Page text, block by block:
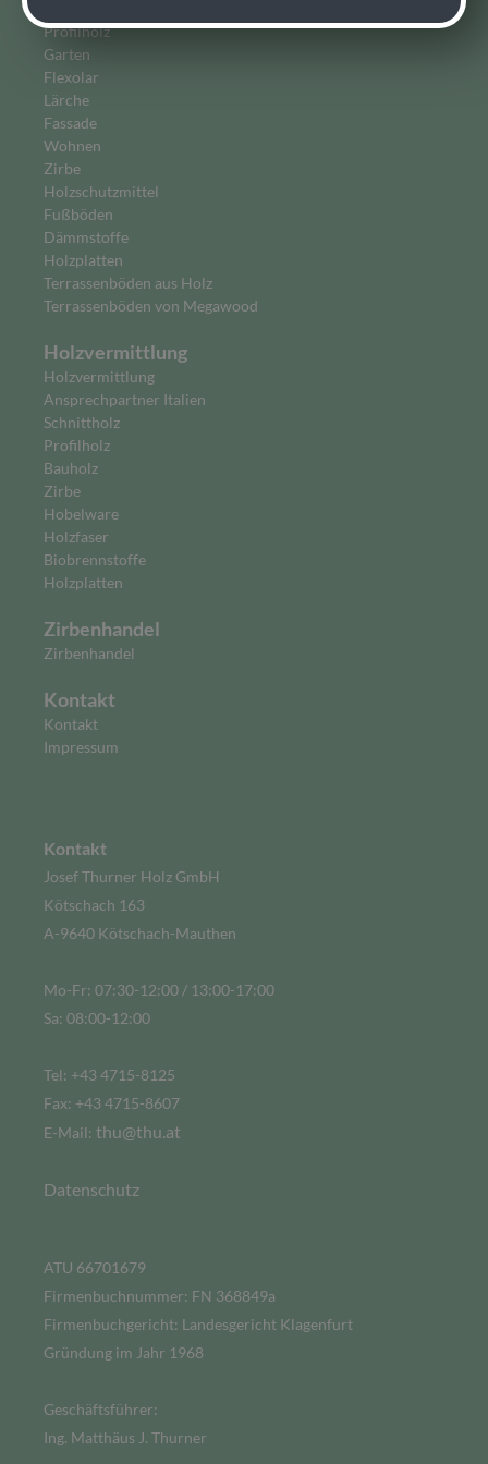
Profilholz
Garten
Flexolar
Lärche
Fassade
Wohnen
Zirbe
Holzschutzmittel
Fußböden
Dämmstoffe
Holzplatten
Terrassenböden aus Holz
Terrassenböden von Megawood
Holzvermittlung
Holzvermittlung
Ansprechpartner Italien
Schnittholz
Profilholz
Bauholz
Zirbe
Hobelware
Holzfaser
Biobrennstoffe
Holzplatten
Zirbenhandel
Zirbenhandel
Kontakt
Kontakt
Impressum
Kontakt
Josef Thurner Holz GmbH
Kötschach 163
A-9640 Kötschach-Mauthen
Mo-Fr: 07:30-12:00 / 13:00-17:00
Sa: 08:00-12:00
Tel: +43 4715-8125
Fax: +43 4715-8607
E-Mail: thu@thu.at
Datenschutz
ATU 66701679
Firmenbuchnummer: FN 368849a
Firmenbuchgericht: Landesgericht Klagenfurt
Gründung im Jahr 1968
Geschäftsführer:
Ing. Matthäus J. Thurner